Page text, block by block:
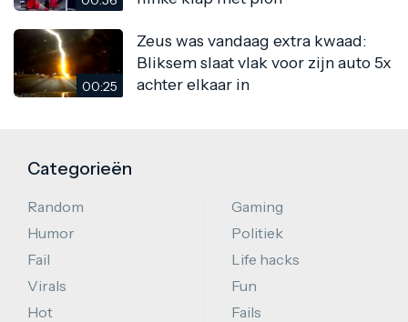
00:25
Zeus was vandaag extra kwaad:
Bliksem slaat vlak voor zijn auto 5x
achter elkaar in
Categorieën
Random
Humor
Fail
Virals
Hot
Gaming
Politiek
Life hacks
Fun
Fails